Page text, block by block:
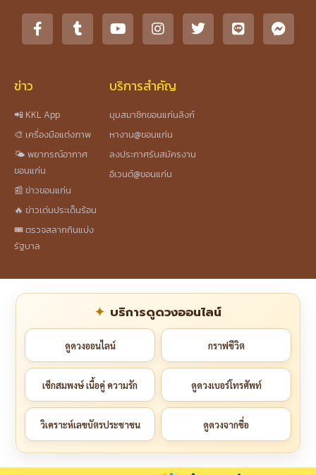
ข่าว
📲 KKL App
🎨 เครื่องมือแต่งภาพ
🌤️ พยากรณ์อากาศ
ขอนแก่น
📰 ข่าวขอนแก่น
🔥 ข่าวเด่นประเด็นร้อน
🎟️ ตรวจสลากกินแบ่ง
รัฐบาล
บริการสำคัญ
มุมสมาชิกขอนแก่นลิงก์
หางาน@ขอนแก่น
ลงประกาศรับสมัครงาน
อีเวนต์@ขอนแก่น
บริการดูดวงออนไลน์
ดูดวงออนไลน์ กราฟชีวิต
เช็กสมพงษ์ เนื้อคู่ ความรัก ดูดวงเบอร์โทรศัพท์
วิเคราะห์เลขบัตรประชาชน ดูดวงจากชื่อ